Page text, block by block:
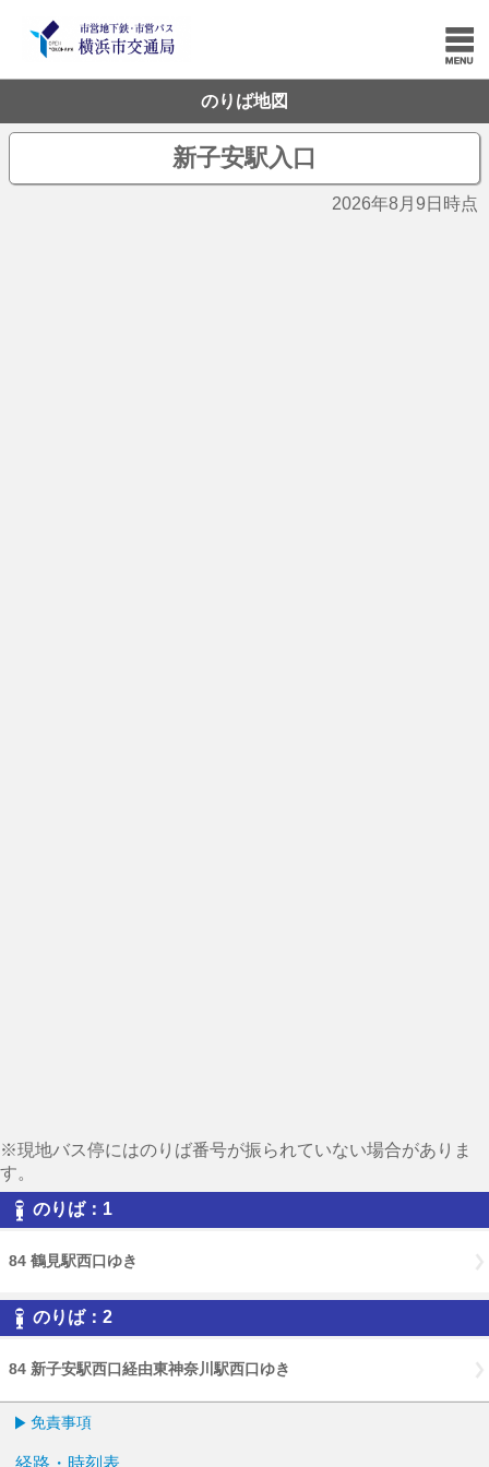
のりば地図
新子安駅入口
2026年8月9日時点
※現地バス停にはのりば番号が振られていない場合がありま
す。
のりば：1
84 鶴見駅西口ゆき
のりば：2
84 新子安駅西口経由東神奈川駅西口ゆき
免責事項